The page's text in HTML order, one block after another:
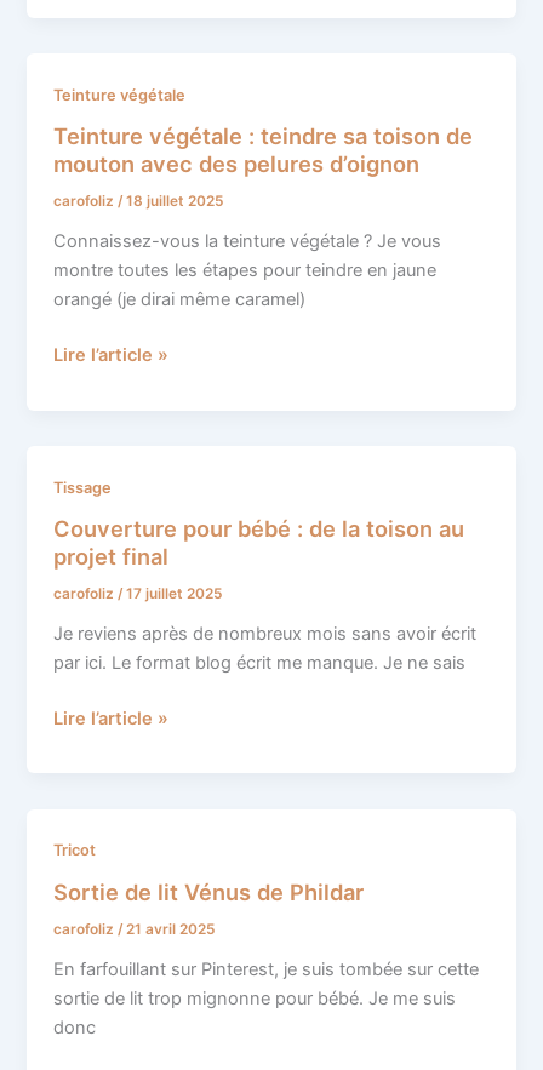
Teinture végétale
Teinture végétale : teindre sa toison de
mouton avec des pelures d’oignon
carofoliz/18 juillet 2025
Connaissez-vous la teinture végétale ? Je vous
montre toutes les étapes pour teindre en jaune
orangé (je dirai même caramel)
Teinture
végétale
teindre
sa
toison
de
mouton
des
Lire l’article »
Tissage
Couverture pour bébé : de la toison au
projet final
carofoliz/17 juillet 2025
Je reviens après de nombreux mois sans avoir écrit
par ici. Le format blog écrit me manque. Je ne sais
Couverture
bébé
:
de
la
toison
projet
Lire l’article »
Tricot
Sortie de lit Vénus de Phildar
carofoliz/21 avril 2025
En farfouillant sur Pinterest, je suis tombée sur cette
sortie de lit trop mignonne pour bébé. Je me suis
donc
Sortie
lit
Vénus
de
Phildar